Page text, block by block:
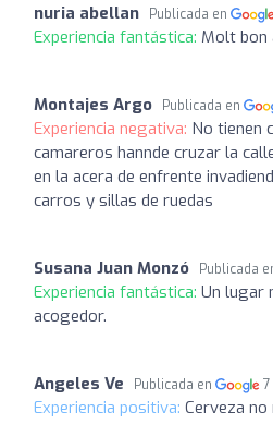
nuria abellan Publicada en
Experiencia fantástica: Molt bon
Montajes Argo Publicada en
Experiencia negativa: No tienen
camareros hannde cruzar la
en la acera de enfrente
carros y sillas de ruedas
Susana Juan Monzó Publicada
Experiencia fantástica: Un lugar
acogedor.
Angeles Ve Publicada en
Experiencia positiva: Cerveza